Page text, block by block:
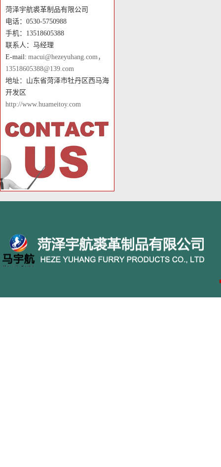
菏泽宇航裘革制品有限公司
电话：0530-5750988
手机：13518605388
联系人：马经理
E-mail: macui@hezeyuhang.com，
13518605388@139.com
地址：山东省菏泽市牡丹区西马海
开发区
http://www.huameitoy.com